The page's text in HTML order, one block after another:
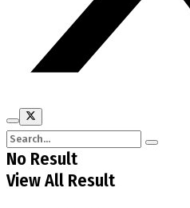
No Result
View All Result